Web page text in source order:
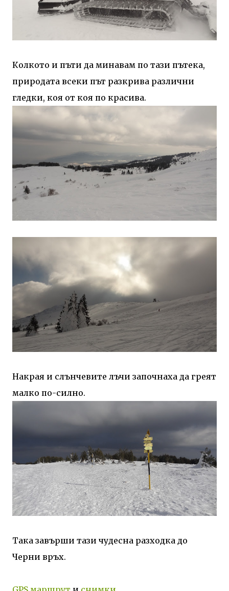
Колкото и пъти да минавам по тази пътека,
природата всеки път разкрива различни
гледки, коя от коя по красива.
Накрая и слънчевите лъчи започнаха да греят
малко по-силно.
Така завърши тази чудесна разходка до
Черни връх.